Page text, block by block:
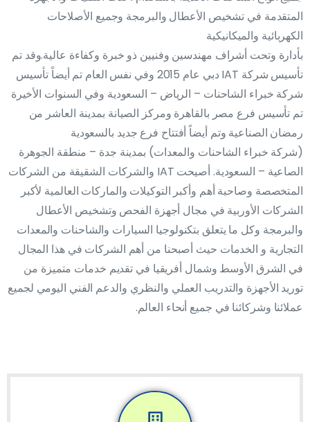
المتقدمة في تشخيص الأعطال والبرمجة وجميع الأصلاحات
الكهربائية والميكانيكية
بأدارة وتحت أشراف مهندسين وفنيين ذو خبرة وكفاءة عالية.وقد تم
تأسيس شركة IAT دبي عام 2015 وفي نفس العام تم أيضاً تأسيس
شركة خبراء الشاحنات – الرياض – السعودية وفي السنوات الأخيرة
تم تأسيس فرع مصر بالقاهرة ومركز الصيانة بمدينة العاشر من
رمضان الصناعية وتم أيضاً أفتتاح فرع جديد بالسعودية
(شركة خبراء الشاحنات والمعدات) بمدينة جدة – منطقة الجوهرة
الصاعية – السعودية. أصيحت IAT والشركات الشقيقة من الشركات
المتخصصة وصاحبة أهم وأكبر التوكيلات والماركات العالمية لأكبر
الشركات الأوربية في مجال أجهزة الفحص وتشخيص الأعطال
والبرمجة وكل ما يتعلق بتكنولوجيا السيارات والشاحنات والمعدات
التجارية و الخدمات حيث أصبحنا من أهم الشركات في هذا المجال
في الشرق الأوسط وشمال أفريقيا في تقديم خدمات متميزة من
توريد الأجهزة والتدريب العملي والنظري والدعم الفني اليومي لجميع
عملائنا وشركائنا في جميع أنحاء العالم.